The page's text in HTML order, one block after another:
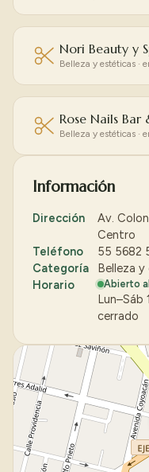
Nori Beauty y
Belleza y estéticas ·
Rose Nails Bar
Belleza y estéticas ·
Información
Dirección
Av.
Centro
Teléfono
55 5682
Categoría
Belleza
Horario
Abierto
Lun–Sáb
cerrado